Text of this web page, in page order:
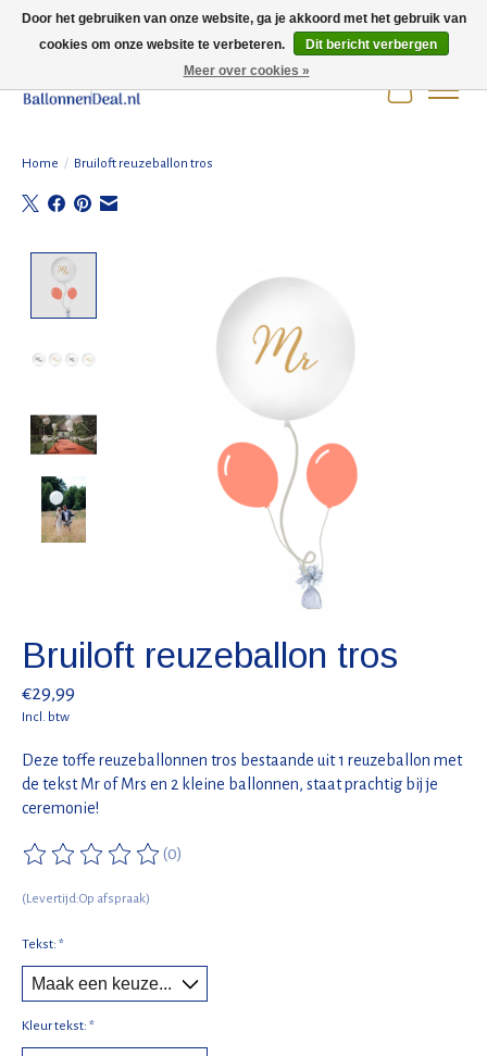
Wij zijn gesloten t/m 3 augustus i.v.m. de zomervakantie.
Home / Bruiloft reuzeballon tros
Bruiloft reuzeballon tros
€29,99
Incl. btw
Deze toffe reuzeballonnen tros bestaande uit 1 reuzeballon met
de tekst Mr of Mrs en 2 kleine ballonnen, staat prachtig bij je
ceremonie!
De beoordeling van dit product is
(0)
(Levertijd:Op afspraak)
Tekst: *
Kleur tekst: *
Door het gebruiken van onze website, ga je akkoord met het gebruik van
cookies om onze website te verbeteren.
Dit bericht verbergen
Meer over cookies »